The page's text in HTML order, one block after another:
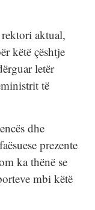
aktual,
këtë çështje
letër
të
dhe
prezente
ka thënë se
mbi këtë